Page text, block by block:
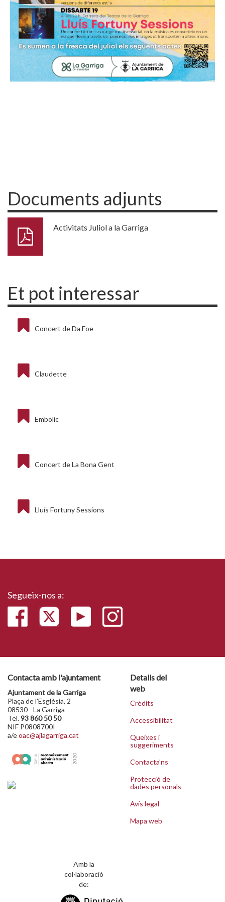
Documents adjunts
Activitats Juliol a la Garriga
Et pot interessar
Concert de Da Foe
Claudette
Embolic
Concert de La Bona Gent
Lluís Fortuny Sessions
Segueix-nos a:
Contacta amb l'ajuntament
Ajuntament de la Garriga
Plaça de l'Església, 2
08530 - La Garriga
Tel.93 860 50 50
NIF P0808700I
a/eoac@ajlagarriga.cat
Detalls del
web
Crèdits
Accessibilitat
Queixes i
suggeriments
Contacta'ns
Protecció de
dades personals
Avís legal
Mapa web
Amb la
col·laboració
de: